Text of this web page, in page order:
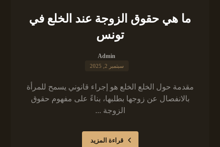
ما هي حقوق الزوجة عند الخلع في
تونس
Admin
سبتمبر 2, 2025
مقدمة حول الخلع الخلع هو إجراء قانوني يسمح للمرأة
بالانفصال عن زوجها بطلبها، بناءً على مفهوم حقوق
الزوجة ...
قراءة المزيد